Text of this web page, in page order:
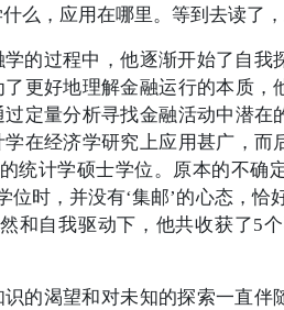
么，应用在哪里。等到去读了，
的过程中，他逐渐开始了自
更好地理解金融运行的本质
定量分析寻找金融活动中潜在
在经济学研究上应用甚广，
统计学硕士学位。原本的不确
位时，并没有‘集邮’的心态，
和自我驱动下，他共收获了5
的渴望和对未知的探索一直